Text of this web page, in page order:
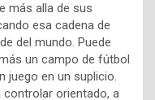
más alla de sus
esa cadena de
del mundo. Puede
un campo de fútbol
juego en un suplicio.
controlar orientado, a